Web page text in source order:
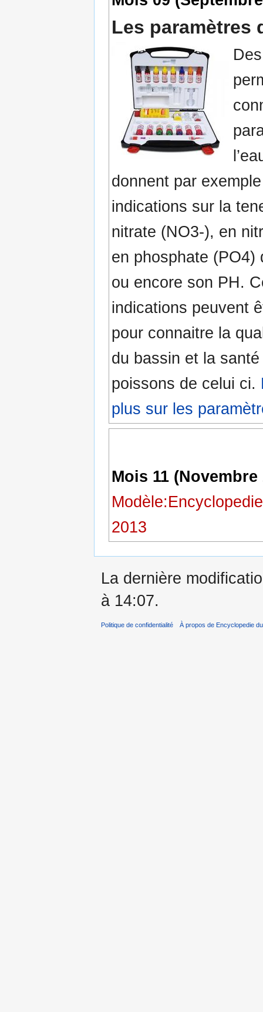
Les paramètres
donnent par
indications sur la
nitrate (NO3-), en
en phosphate (PO4)
ou encore son PH.
indications peuvent
pour connaitre la
du bassin et la
poissons de celui ci.
plus sur les
Mois 11 (Novembre
2013
La dernière
à 14:07.
Politique de confidentialité À propos de Encyclopedie